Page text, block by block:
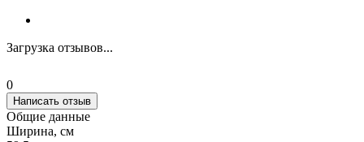
Загрузка отзывов...
0
Написать отзыв
Общие данные
Ширина, см